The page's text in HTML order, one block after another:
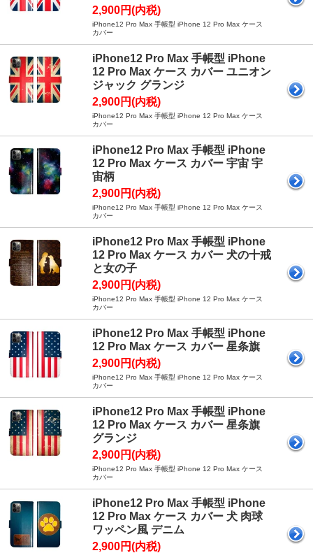
2,900円(内税)
iPhone12 Pro Max 手帳型 iPhone 12 Pro Max ケース
カバー
iPhone12 Pro Max 手帳型 iPhone
12 Pro Max ケース カバー ユニオン
ジャック グランジ
2,900円(内税)
iPhone12 Pro Max 手帳型 iPhone 12 Pro Max ケース
カバー
iPhone12 Pro Max 手帳型 iPhone
12 Pro Max ケース カバー 宇宙 宇
宙柄
2,900円(内税)
iPhone12 Pro Max 手帳型 iPhone 12 Pro Max ケース
カバー
iPhone12 Pro Max 手帳型 iPhone
12 Pro Max ケース カバー 犬の十戒
と女の子
2,900円(内税)
iPhone12 Pro Max 手帳型 iPhone 12 Pro Max ケース
カバー
iPhone12 Pro Max 手帳型 iPhone
12 Pro Max ケース カバー 星条旗
2,900円(内税)
iPhone12 Pro Max 手帳型 iPhone 12 Pro Max ケース
カバー
iPhone12 Pro Max 手帳型 iPhone
12 Pro Max ケース カバー 星条旗
グランジ
2,900円(内税)
iPhone12 Pro Max 手帳型 iPhone 12 Pro Max ケース
カバー
iPhone12 Pro Max 手帳型 iPhone
12 Pro Max ケース カバー 犬 肉球
ワッペン風 デニム
2,900円(内税)